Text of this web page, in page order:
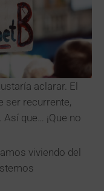
aclarar. El
ser recurrente,
que… ¡Que no
viviendo del